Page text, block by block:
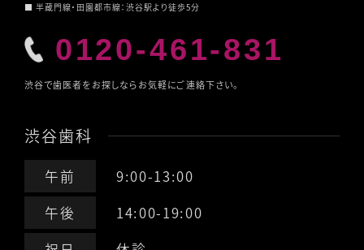
■ 半蔵門線・田園都市線：渋谷駅より徒歩5分
0120-461-831
渋谷で歯医者をお探しならお気軽にご連絡下さい。
渋谷歯科
午前
9:00-13:00
午後
14:00-19:00